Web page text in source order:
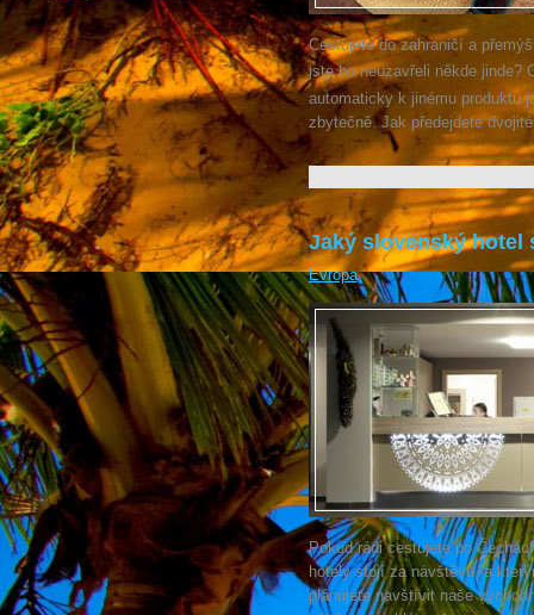
Cestujete do zahraničí a
jste ho neuzavřeli někde jinde?
automaticky k jinému produktu
zbytečně. Jak předejdete
Jaký slovenský hotel
Evropa
Pokud rádi cestujete po
hotely stojí za návštěvu, a
plánujete navštívit naše